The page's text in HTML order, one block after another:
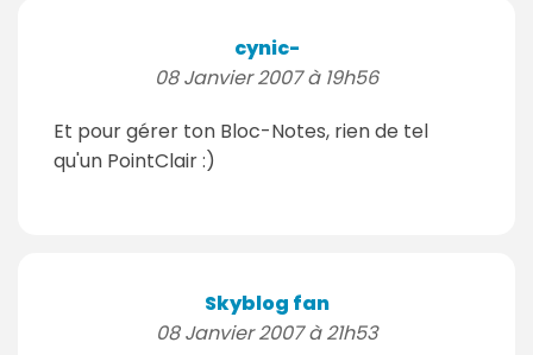
cynic-
08 Janvier 2007 à 19h56
Et pour gérer ton Bloc-Notes, rien de tel
qu'un PointClair :)
Skyblog fan
08 Janvier 2007 à 21h53